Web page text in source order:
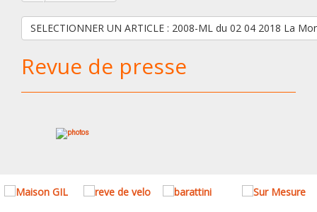
SELECTIONNER UN ARTICLE : 2008-ML du 02 04
Revue de presse